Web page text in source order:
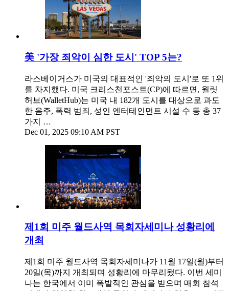
美 '가장 죄악이 심한 도시' TOP 5는?
라스베이거스가 미국의 대표적인 '죄악의 도시'로 또 1위
를 차지했다. 미국 크리스천포스트(CP)에 따르면, 월릿
허브(WalletHub)는 미국 내 182개 도시를 대상으로 과도
한 음주, 폭력 범죄, 성인 엔터테인먼트 시설 수 등 총 37
가지 …
Dec 01, 2025 09:10 AM PST
제1회 미주 월드사역 목회자세미나 성황리에
개최
제1회 미주 월드사역 목회자세미나가 11월 17일(월)부터
20일(목)까지 개최되며 성황리에 마무리됐다. 이번 세미
나는 한국에서 이미 폭발적인 관심을 받으며 매회 참석